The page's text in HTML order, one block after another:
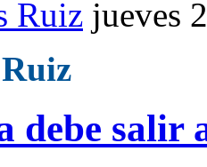
Ruiz jueves
debe salir